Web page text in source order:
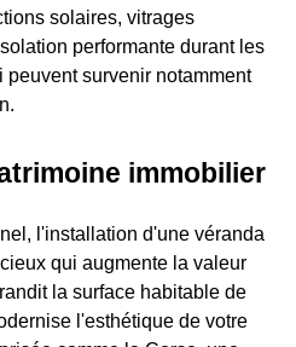
solaires, vitrages
performante durant les
survenir notamment
immobilier
l'installation d'une véranda
qui augmente la valeur
la surface habitable de
l'esthétique de votre